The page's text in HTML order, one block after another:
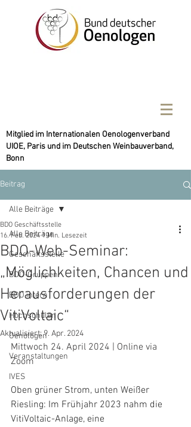
Mitglied im Internationalen Oenologenverband
UIOE, Paris und im Deutschen Weinbauverband,
Bonn
Beitrag
Alle Beiträge
Geschäftsstelle
BDO-Gruppen
BDO intern
Hochschulen
Oenologen
Veranstaltungen
IVES
Alle Beiträge
BDO-Web-Seminar:
„Möglichkeiten, Chancen und
Herausforderungen der
VitiVoltaic“
BDO Geschäftsstelle
16. Feb. 2024 1 Min. Lesezeit
Aktualisiert:9. Apr. 2024
Mittwoch 24. April 2024 | Online via
Zoom
Oben grüner Strom, unten Weißer
Riesling: Im Frühjahr 2023 nahm die
VitiVoltaic-Anlage, eine